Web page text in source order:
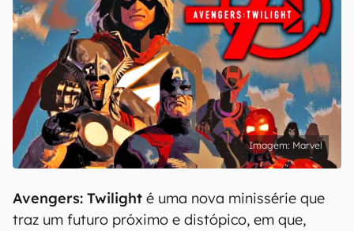
Uso e Política de Privacidade do Canaltech.
Marvel
Avengers: Twilight é uma nova minissérie que
traz um futuro próximo e distópico, em que,